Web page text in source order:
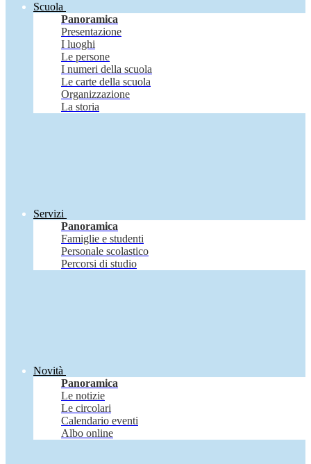
Scuola
Panoramica
Presentazione
I luoghi
Le persone
I numeri della scuola
Le carte della scuola
Organizzazione
La storia
Servizi
Panoramica
Famiglie e studenti
Personale scolastico
Percorsi di studio
Novità
Panoramica
Le notizie
Le circolari
Calendario eventi
Albo online